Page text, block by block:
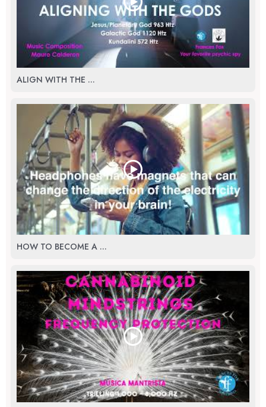
ALIGN WITH THE ...
HOW TO BECOME A ...